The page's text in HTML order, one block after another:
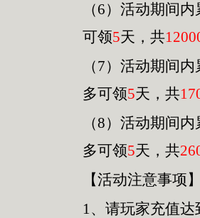
（6）活动期间
可领5天，共120
（7）活动期间
多可领5天，共
（8）活动期间
多可领5天，共
【活动注意事项
1、请玩家充值